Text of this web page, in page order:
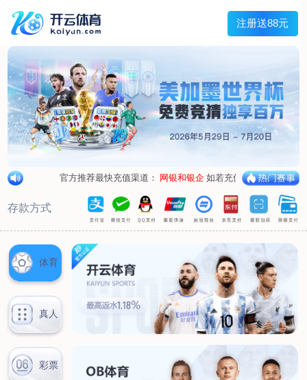
Menu
网站首页
关于我们
产品中心
荣誉资质
厂区设备
人才招聘
新闻中心
销售网点